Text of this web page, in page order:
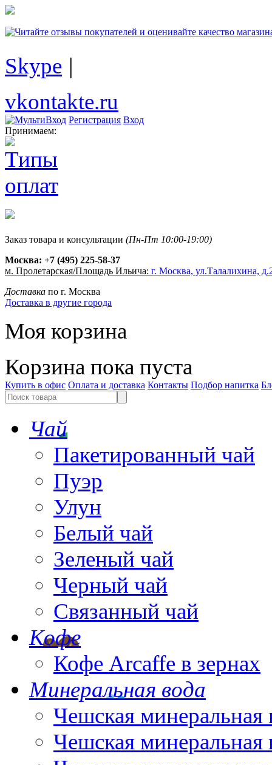
Skype |
vkontakte.ru
Регистрация Вход
Принимаем:
Заказ товара и консультации (Пн-Пт 10:00-19:00)
Москва: +7 (495) 225-58-37
м. Пролетарская/Площадь Ильича: г. Москва, ул.Талалихина,
Доставка по г. Москва
Доставка в другие города
Моя корзина
Корзина пока пуста
Купить в офис Оплата и доставка Контакты Подбор напитка
Чай
Пакетированный чай
Пуэр
Улун
Белый чай
Зеленый чай
Черный чай
Связанный чай
Кофе
Кофе Arcaffe в зернах
Минеральная вода
Чешская минеральная
Чешская минеральная